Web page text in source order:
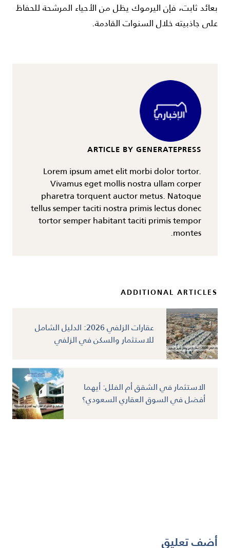
بعائد ثابت، فإن اليرموك يظل من الأحياء المرشحة للحفاظ
على جاذبيته خلال السنوات القادمة.
ARTICLE BY GENERATEPRESS
Lorem ipsum amet elit morbi dolor tortor.
Vivamus eget mollis nostra ullam corper
pharetra torquent auctor metus. Natoque
tellus semper taciti nostra primis lectus donec
tortor semper habitant taciti primis tempor
montes.
ADDITIONAL ARTICLES
عقارات الزلفي 2026: الدليل الشامل
للاستثمار والسكن في الزلفي
الاستثمار في الشقق أم الفلل: أيهما
أفضل في السوق العقاري السعودي؟
أضف تعليق